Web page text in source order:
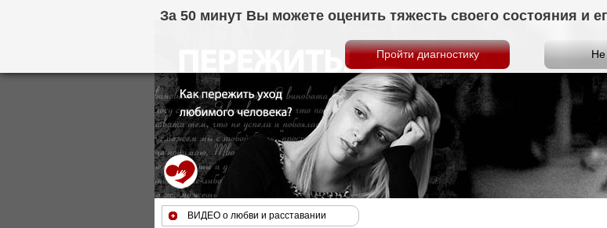
За 50 минут Вы можете оценить тяжесть своего состояния и
ВИДЕО о любви и расставании